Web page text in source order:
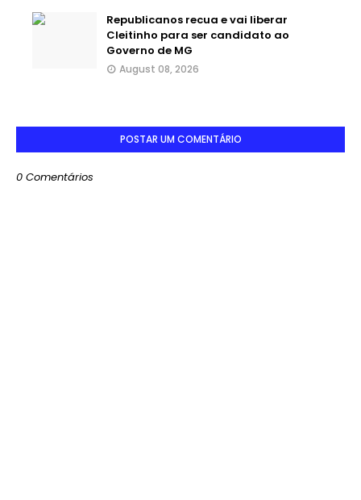
Republicanos recua e vai liberar
Cleitinho para ser candidato ao
Governo de MG
August 08, 2026
POSTAR UM COMENTÁRIO
0 Comentários